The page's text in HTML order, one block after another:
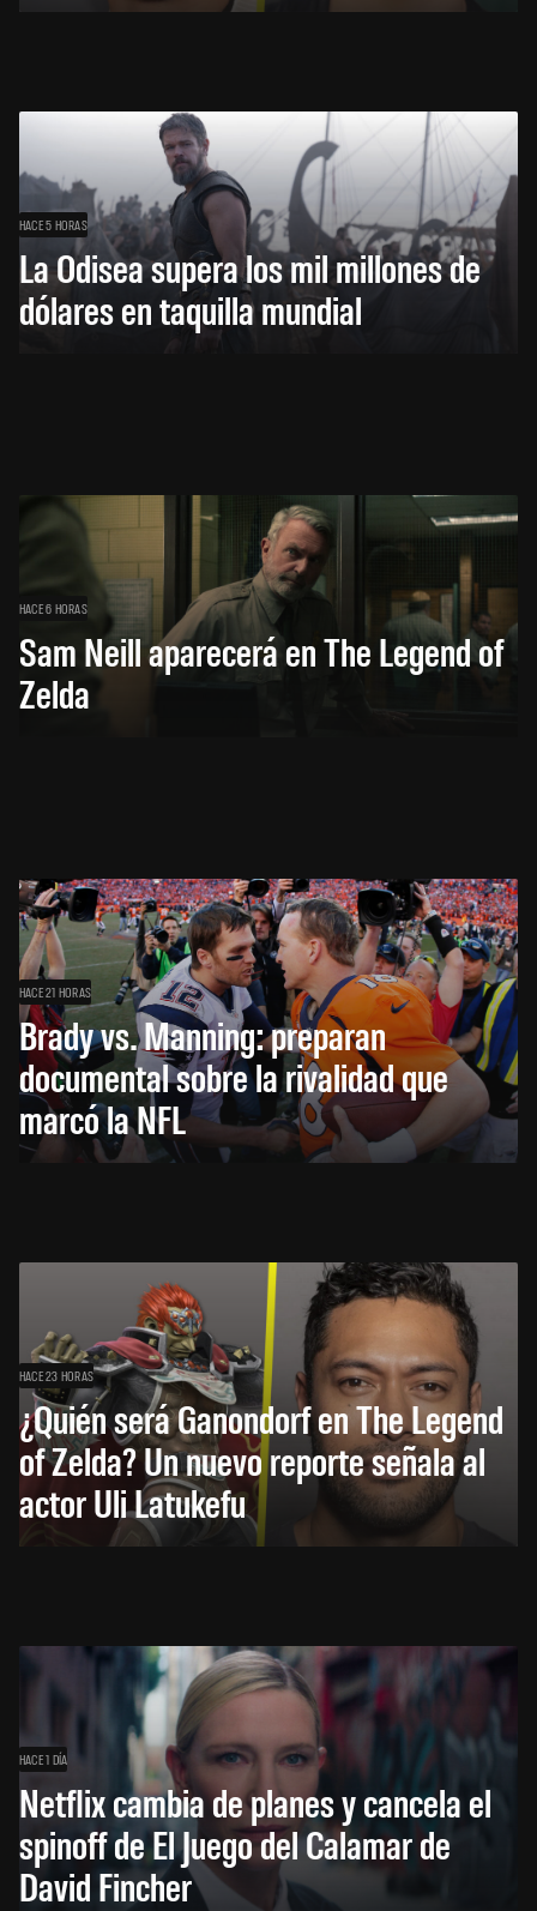
HACE 5 HORAS
La Odisea supera los mil millones de
dólares en taquilla mundial
HACE 6 HORAS
Sam Neill aparecerá en The Legend of
Zelda
HACE 21 HORAS
Brady vs. Manning: preparan
documental sobre la rivalidad que
marcó la NFL
HACE 23 HORAS
¿Quién será Ganondorf en The Legend
of Zelda? Un nuevo reporte señala al
actor Uli Latukefu
HACE 1 DÍA
Netflix cambia de planes y cancela el
spinoff de El Juego del Calamar de
David Fincher